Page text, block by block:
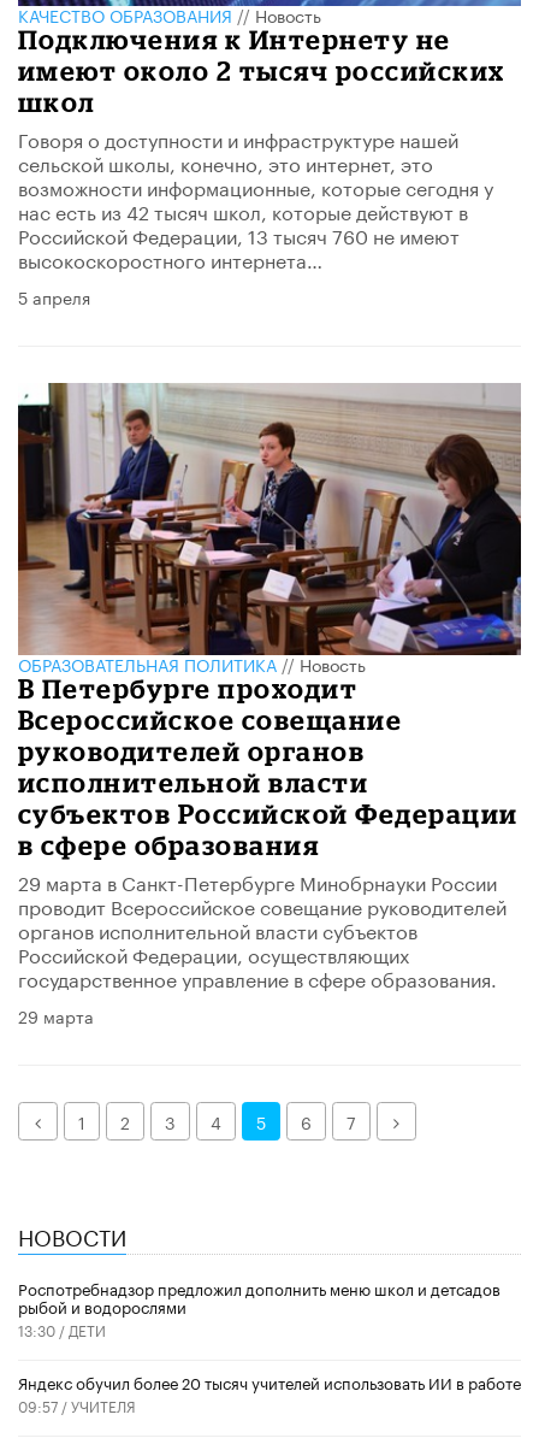
КАЧЕСТВО ОБРАЗОВАНИЯ//Новость
Подключения к Интернету не
имеют около 2 тысяч российских
школ
Говоря о доступности и инфраструктуре нашей
сельской школы, конечно, это интернет, это
возможности информационные, которые сегодня у
нас есть из 42 тысяч школ, которые действуют в
Российской Федерации, 13 тысяч 760 не имеют
высокоскоростного интернета…
5 апреля
ОБРАЗОВАТЕЛЬНАЯ ПОЛИТИКА//Новость
В Петербурге проходит
Всероссийское совещание
руководителей органов
исполнительной власти
субъектов Российской Федерации
в сфере образования
29 марта в Санкт-Петербурге Минобрнауки России
проводит Всероссийское совещание руководителей
органов исполнительной власти субъектов
Российской Федерации, осуществляющих
государственное управление в сфере образования.
29 марта
Назад1 2 3 4 5 6 7 Далее
НОВОСТИ
Роспотребнадзор предложил дополнить меню школ и детсадов
рыбой и водорослями
13:30 / ДЕТИ
​Яндекс обучил более 20 тысяч учителей использовать ИИ в работе
09:57 /УЧИТЕЛЯ